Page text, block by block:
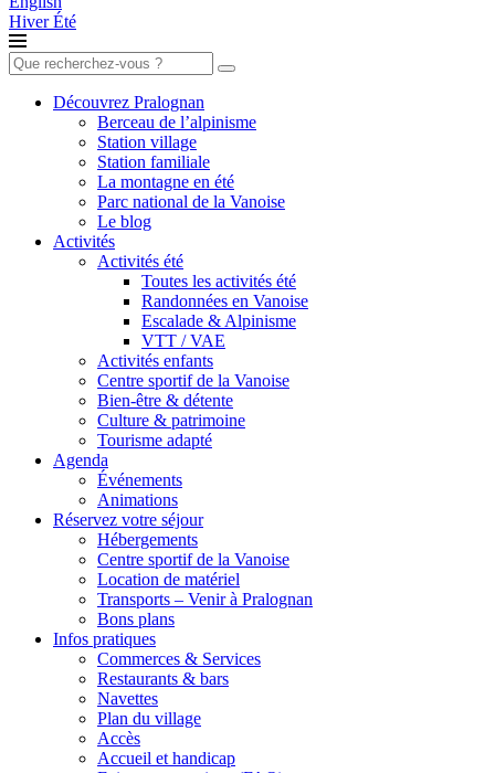
HiverÉté
Rechercher :
Découvrez Pralognan
Berceau de l’alpinisme
Station village
Station familiale
La montagne en été
Parc national de la Vanoise
Le blog
Activités
Activités été
Toutes les activités été
Randonnées en Vanoise
Escalade & Alpinisme
VTT / VAE
Activités enfants
Centre sportif de la Vanoise
Bien-être & détente
Culture & patrimoine
Tourisme adapté
Agenda
Événements
Animations
Réservez votre séjour
Hébergements
Centre sportif de la Vanoise
Location de matériel
Transports – Venir à Pralognan
Bons plans
Infos pratiques
Commerces & Services
Restaurants & bars
Navettes
Plan du village
Accès
Accueil et handicap